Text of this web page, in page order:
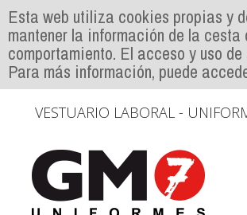
Esta web utiliza cookies propias y
mantener la información de la
comportamiento. El acceso y uso
Para más información, puede
VESTUARIO LABORAL -